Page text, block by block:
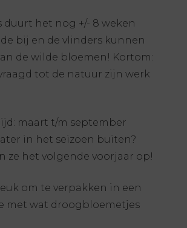
duurt het nog +/- 8 weken
bij en de vlinders kunnen
de wilde bloemen! Kortom:
tot de natuur zijn werk
maart t/m september
in het seizoen buiten?
ze het volgende voorjaar op!
om te verpakken in een
met wat droogbloemetjes